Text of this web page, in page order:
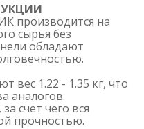
производится на
сырья без
обладают
1.22 - 1.35 кг, что
аналогов.
счет чего вся
прочностью.